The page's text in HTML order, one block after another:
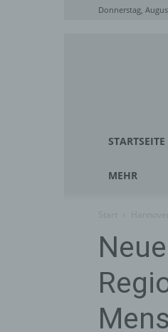
Donnerstag,
STARTSEITE
MEHR